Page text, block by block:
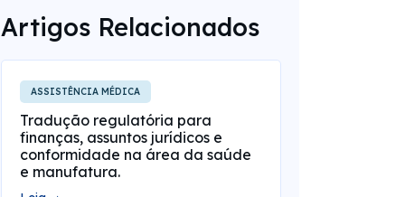
Artigos Relacionados
ASSISTÊNCIA MÉDICA
Tradução regulatória para
finanças, assuntos jurídicos e
conformidade na área da saúde
e manufatura.